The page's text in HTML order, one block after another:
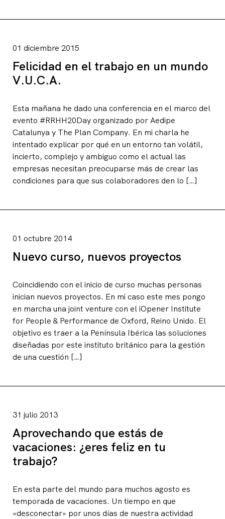
01 diciembre 2015
Felicidad en el trabajo en un mundo
V.U.C.A.
Esta mañana he dado una conferencia en el marco del
evento #RRHH20Day organizado por Aedipe
Catalunya y The Plan Company. En mi charla he
intentado explicar por qué en un entorno tan volátil,
incierto, complejo y ambiguo como el actual las
empresas necesitan preocuparse más de crear las
condiciones para que sus colaboradores den lo […]
01 octubre 2014
Nuevo curso, nuevos proyectos
Coincidiendo con el inicio de curso muchas personas
inician nuevos proyectos. En mi caso este mes pongo
en marcha una joint venture con el iOpener Institute
for People & Performance de Oxford, Reino Unido. El
objetivo es traer a la Península Ibérica las soluciones
diseñadas por este instituto británico para la gestión
de una cuestión […]
31 julio 2013
Aprovechando que estás de
vacaciones: ¿eres feliz en tu
trabajo?
En esta parte del mundo para muchos agosto es
temporada de vacaciones. Un tiempo en que
«desconectar» por unos días de nuestra actividad